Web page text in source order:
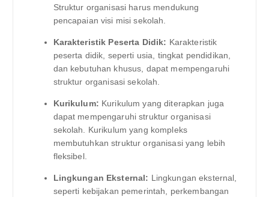
Struktur organisasi harus mendukung
pencapaian visi misi sekolah.
Karakteristik Peserta Didik: Karakteristik
peserta didik, seperti usia, tingkat pendidikan,
dan kebutuhan khusus, dapat mempengaruhi
struktur organisasi sekolah.
Kurikulum: Kurikulum yang diterapkan juga
dapat mempengaruhi struktur organisasi
sekolah. Kurikulum yang kompleks
membutuhkan struktur organisasi yang lebih
fleksibel.
Lingkungan Eksternal: Lingkungan eksternal,
seperti kebijakan pemerintah, perkembangan